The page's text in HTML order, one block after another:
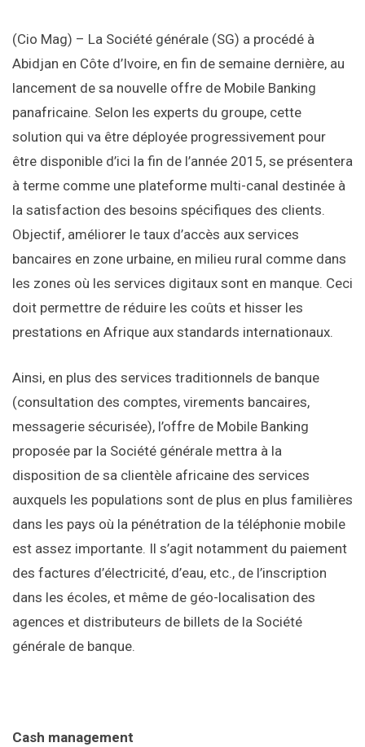
(Cio Mag) – La Société générale (SG) a procédé à
Abidjan en Côte d’Ivoire, en fin de semaine dernière, au
lancement de sa nouvelle offre de Mobile Banking
panafricaine. Selon les experts du groupe, cette
solution qui va être déployée progressivement pour
être disponible d’ici la fin de l’année 2015, se présentera
à terme comme une plateforme multi-canal destinée à
la satisfaction des besoins spécifiques des clients.
Objectif, améliorer le taux d’accès aux services
bancaires en zone urbaine, en milieu rural comme dans
les zones où les services digitaux sont en manque. Ceci
doit permettre de réduire les coûts et hisser les
prestations en Afrique aux standards internationaux.
Ainsi, en plus des services traditionnels de banque
(consultation des comptes, virements bancaires,
messagerie sécurisée), l’offre de Mobile Banking
proposée par la Société générale mettra à la
disposition de sa clientèle africaine des services
auxquels les populations sont de plus en plus familières
dans les pays où la pénétration de la téléphonie mobile
est assez importante. Il s’agit notamment du paiement
des factures d’électricité, d’eau, etc., de l’inscription
dans les écoles, et même de géo-localisation des
agences et distributeurs de billets de la Société
générale de banque.
Cash management